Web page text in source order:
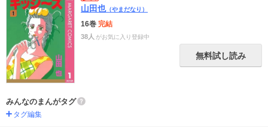
山田也（やまだなり）
16巻 完結
38人 がお気に入り登録中
無料試し読み
みんなのまんがタグ
タグ編集